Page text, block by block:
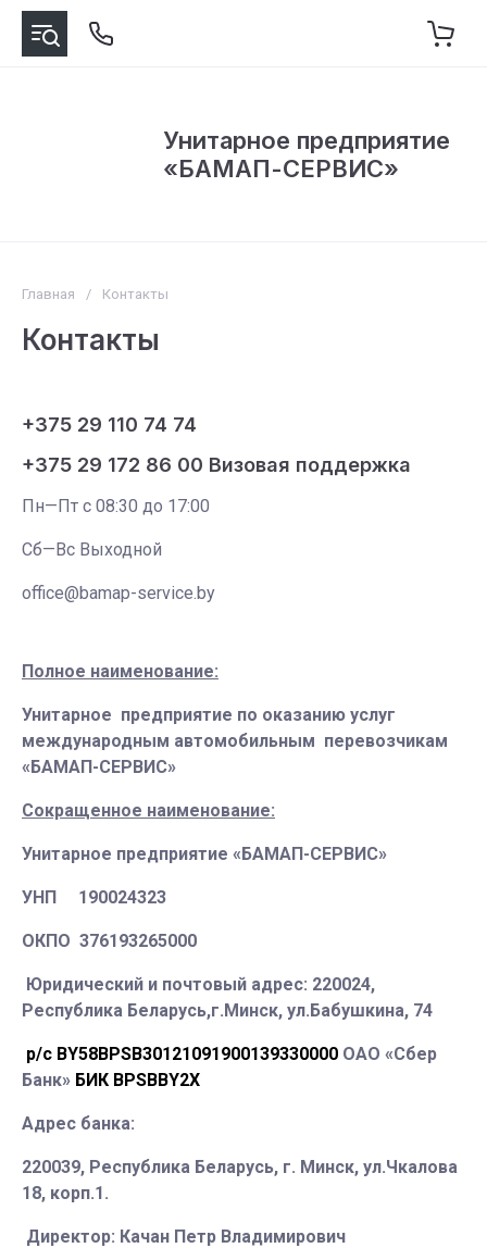
Унитарное предприятие
«БАМАП-СЕРВИС»
Главная / Контакты
Контакты
+375 29 110 74 74
+375 29 172 86 00 Визовая поддержка
Пн—Пт с 08:30 до 17:00
Сб—Вс Выходной
office@bamap-service.by
Полное наименование:
Унитарное предприятие по оказанию услуг
международным автомобильным перевозчикам
«БАМАП-СЕРВИС»
Сокращенное наименование:
Унитарное предприятие «БАМАП-СЕРВИС»
УНП 190024323
ОКПО 376193265000
Юридический и почтовый адрес: 220024,
Республика Беларусь,г.Минск, ул.Бабушкина, 74
р/с BY58BPSB30121091900139330000 ОАО «Сбер
Банк» БИК BPSBBY2X
Адрес банка:
220039, Республика Беларусь, г. Минск, ул.Чкалова
18, корп.1.
Директор: Качан Петр Владимирович